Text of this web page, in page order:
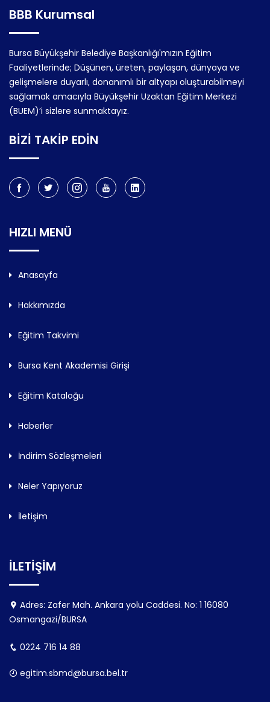
BBB Kurumsal
Bursa Büyükşehir Belediye Başkanlığı'mızın Eğitim
Faaliyetlerinde; Düşünen, üreten, paylaşan, dünyaya ve
gelişmelere duyarlı, donanımlı bir altyapı oluşturabilmeyi
sağlamak amacıyla Büyükşehir Uzaktan Eğitim Merkezi
(BUEM)’i sizlere sunmaktayız.
BİZİ TAKİP EDİN
HIZLI MENÜ
Anasayfa
Hakkımızda
Eğitim Takvimi
Bursa Kent Akademisi Girişi
Eğitim Kataloğu
Haberler
İndirim Sözleşmeleri
Neler Yapıyoruz
İletişim
İLETİŞİM
Adres: Zafer Mah. Ankara yolu Caddesi. No: 1 16080
Osmangazi/BURSA
0224 716 14 88
egitim.sbmd@bursa.bel.tr